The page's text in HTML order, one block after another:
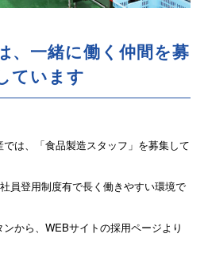
、一緒に働く仲間を募
ています
は、「食品製造スタッフ」を募集して
員登用制度有で長く働きやすい環境で
から、WEBサイトの採用ページより